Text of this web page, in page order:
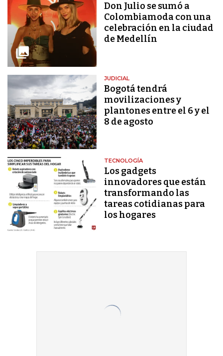
Don Julio se sumó a
Colombiamoda con una
celebración en la ciudad
de Medellín
JUDICIAL
Bogotá tendrá
movilizaciones y
plantones entre el 6 y el
8 de agosto
TECNOLOGÍA
Los gadgets
innovadores que están
transformando las
tareas cotidianas para
los hogares